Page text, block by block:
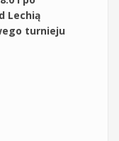
Lechią
turnieju